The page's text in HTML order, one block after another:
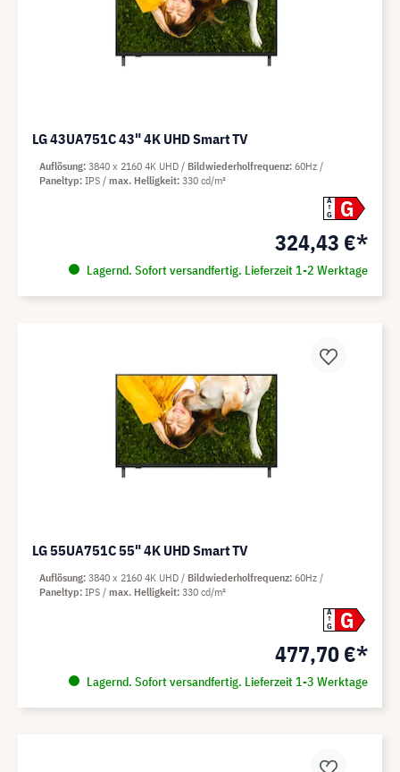
LG 43UA751C 43" 4K UHD Smart TV
A
G
G
324,43 €*
Lagernd. Sofort versandfertig. Lieferzeit 1-2 Werktage
Auflösung 3840 x 2160 4K UHD Bildwiederholfrequenz 60Hz
Paneltyp IPS max. Helligkeit 330 cd/m²
LG 55UA751C 55" 4K UHD Smart TV
A
G
G
477,70 €*
Lagernd. Sofort versandfertig. Lieferzeit 1-3 Werktage
Auflösung 3840 x 2160 4K UHD Bildwiederholfrequenz 60Hz
Paneltyp IPS max. Helligkeit 330 cd/m²